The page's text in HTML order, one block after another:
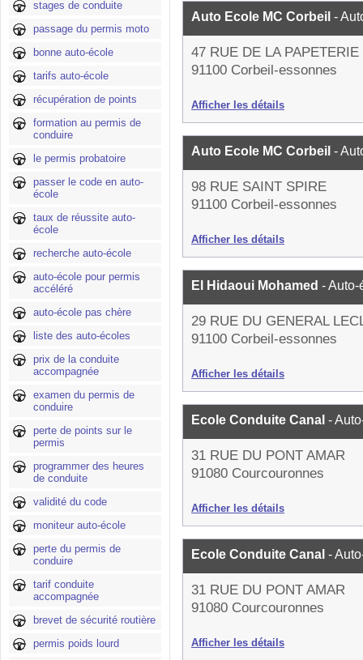
stages de conduite
passage du permis moto
bonne auto-école
tarifs auto-école
récupération de points
formation au permis de
conduire
le permis probatoire
passer le code en auto-
école
taux de réussite auto-
école
recherche auto-école
auto-école pour permis
accéléré
auto-école pas chère
liste des auto-écoles
prix de la conduite
accompagnée
examen du permis de
conduire
perte de points sur le
permis
programmer des heures
de conduite
validité du code
moniteur auto-école
perte du permis de
conduire
tarif conduite
accompagnée
brevet de sécurité routière
permis poids lourd
Auto Ecole MC Corbeil -
47 RUE DE LA PAPETERIE
91100 Corbeil-essonnes
Afficher les détails
Auto Ecole MC Corbeil -
98 RUE SAINT SPIRE
91100 Corbeil-essonnes
Afficher les détails
El Hidaoui Mohamed - Auto-
29 RUE DU GENERAL
91100 Corbeil-essonnes
Afficher les détails
Ecole Conduite Canal -
31 RUE DU PONT AMAR
91080 Courcouronnes
Afficher les détails
Ecole Conduite Canal -
31 RUE DU PONT AMAR
91080 Courcouronnes
Afficher les détails